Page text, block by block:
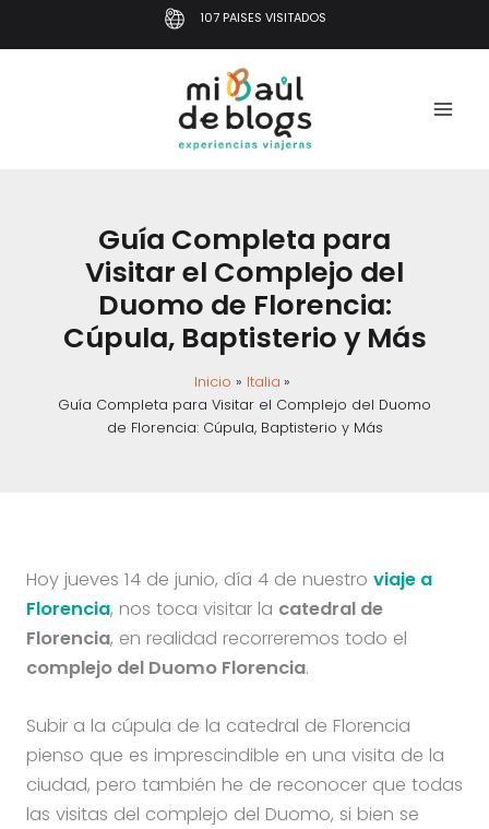
al
107 PAISES VISITADOS
Guía Completa para
Visitar el Complejo del
Duomo de Florencia:
Cúpula, Baptisterio y Más
Inicio
Italia
Guía Completa para Visitar el Complejo del Duomo
de Florencia: Cúpula, Baptisterio y Más
Hoy jueves 14 de junio, día 4 de nuestro viaje a
Florencia, nos toca visitar la catedral de
Florencia, en realidad recorreremos todo el
complejo del Duomo Florencia.
Subir a la cúpula de la catedral de Florencia
pienso que es imprescindible en una visita de la
ciudad, pero también he de reconocer que todas
las visitas del complejo del Duomo, si bien se